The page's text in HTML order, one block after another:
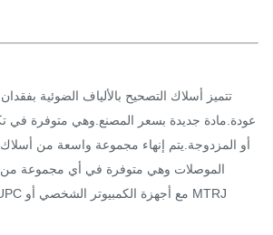
تتميز أسلاك التصحيح بالألياف الضوئية بفقدان
جديدة بسعر المصنع.وهي متوفرة في تكوينات
المزدوجة.يتم إنهاء مجموعة واسعة من أسلاك